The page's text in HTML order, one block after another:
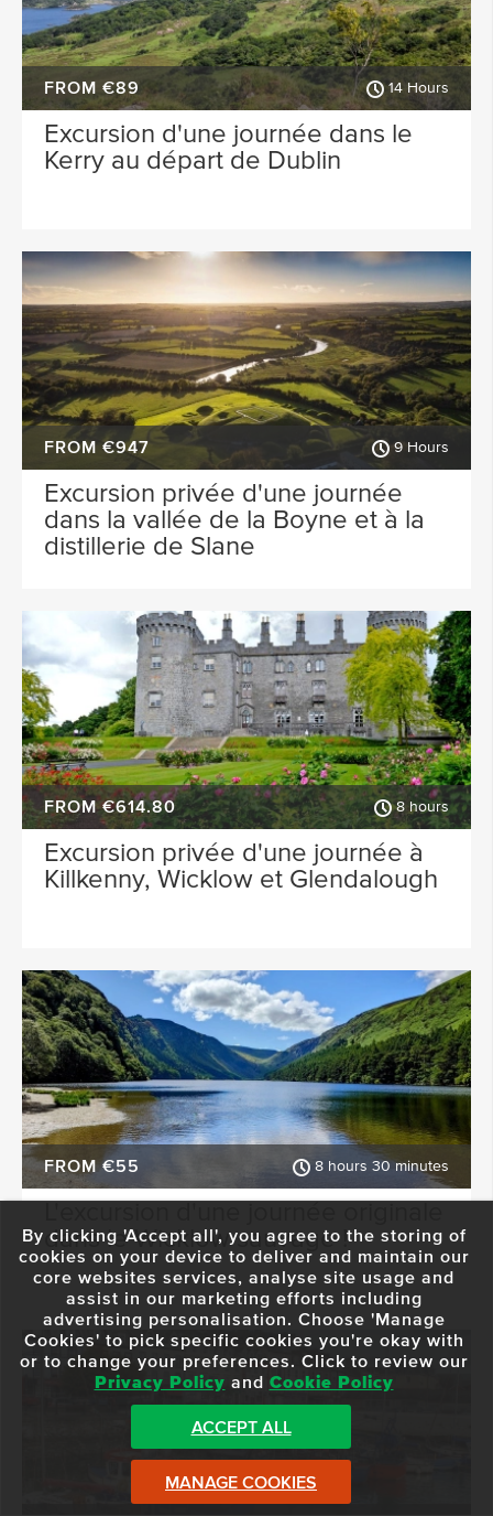
FROM €89 14 Hours
Excursion d'une journée dans le
Kerry au départ de Dublin
FROM €947 9 Hours
Excursion privée d'une journée
dans la vallée de la Boyne et à la
distillerie de Slane
FROM €614.80 8 hours
Excursion privée d'une journée à
Killkenny, Wicklow et Glendalough
FROM €55 8 hours 30 minutes
dans le Wicklow sauvage !
By clicking 'Accept all', you agree to the storing of
cookies on your device to deliver and maintain our
core websites services, analyse site usage and
assist in our marketing efforts including
advertising personalisation. Choose 'Manage
Cookies' to pick specific cookies you're okay with
or to change your preferences. Click to review our
Privacy Policy and Cookie Policy
ACCEPT ALL
MANAGE COOKIES